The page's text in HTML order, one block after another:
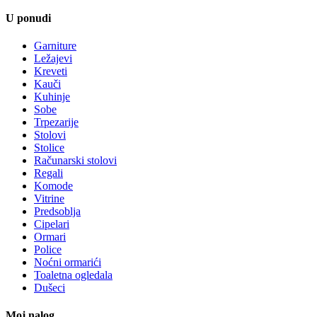
U ponudi
Garniture
Ležajevi
Kreveti
Kauči
Kuhinje
Sobe
Trpezarije
Stolovi
Stolice
Računarski stolovi
Regali
Komode
Vitrine
Predsoblja
Cipelari
Ormari
Police
Noćni ormarići
Toaletna ogledala
Dušeci